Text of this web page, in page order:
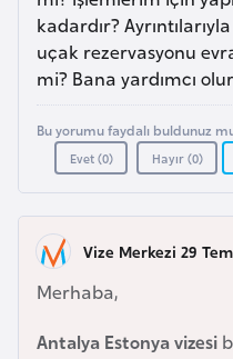
kadardır?
uçak rezervasyonu
mi? Bana yardımcı
Bu yorumu faydalı buldunuz
Evet (0) Hayır (0)
Vize Merkezi 29
Merhaba,
Antalya Estonya vizesi
A
z
e
r
b
a
n
B